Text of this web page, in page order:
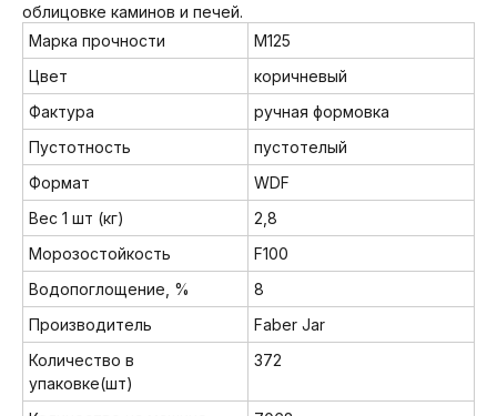
облицовке каминов и печей.
Марка прочности
М125
Цвет
коричневый
Фактура
ручная формовка
Пустотность
пустотелый
Формат
WDF
Вес 1 шт (кг)
2,8
Морозостойкость
F100
Водопоглощение, %
8
Производитель
Faber Jar
Количество в
упаковке(шт)
372